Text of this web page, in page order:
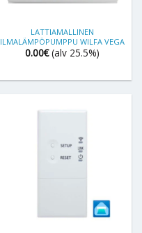
LATTIAMALLINEN
ILMALÄMPÖPUMPPU WILFA VEGA
0.00€ (alv 25.5%)